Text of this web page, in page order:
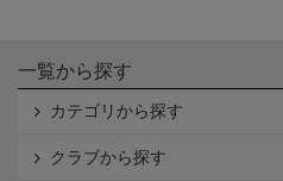
一覧から探す
カテゴリから探す
クラブから探す